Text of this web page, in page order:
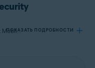
Применяется к Avast Mobile Security, Avast Mobile Security Premium, Avast Mobile Security Ultimate
ПОКАЗАТЬ ПОДРОБНОСТИ